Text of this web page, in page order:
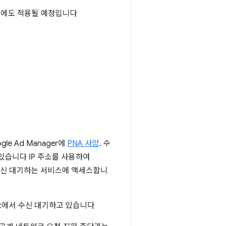
도 적용될 예정입니다
Ad Manager에 PNA 사양. 수
습니다 IP 주소를 사용하여
대기하는 서비스에 액세스합니
서 수신 대기하고 있습니다